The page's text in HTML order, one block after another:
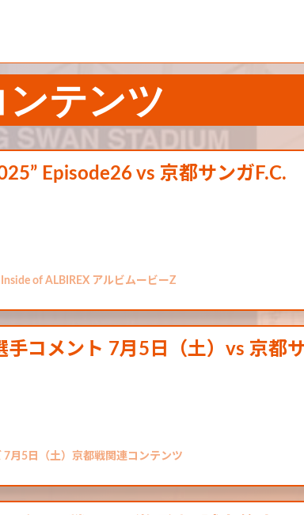
テンツ
Episode26 vs 京都サンガF.C.
of ALBIREX アルビムービーZ
手コメント 7月5日（土）vs 京都
月5日（土）京都戦関連コンテンツ